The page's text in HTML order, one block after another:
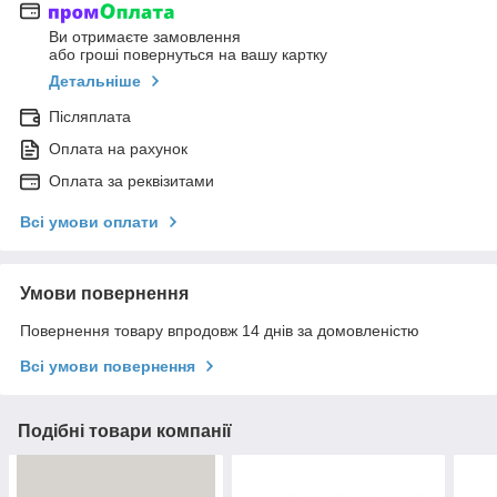
Ви отримаєте замовлення
або гроші повернуться на вашу картку
Детальніше
Післяплата
Оплата на рахунок
Оплата за реквізитами
Всі умови оплати
Умови повернення
Повернення товару впродовж 14 днів за домовленістю
Всі умови повернення
Подібні товари компанії